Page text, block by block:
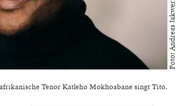
Tenor Katleho Mokhoabane singt Tito.
Foto: Andreas Jakwerth